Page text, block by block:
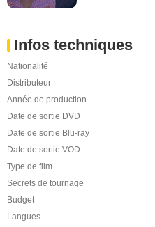
Infos techniques
Nationalité
Distributeur
Année de production
Date de sortie DVD
Date de sortie Blu-ray
Date de sortie VOD
Type de film
Secrets de tournage
Budget
Langues